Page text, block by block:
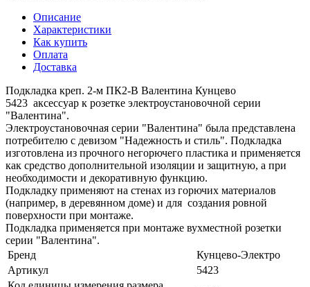
Описание
Характеристики
Как купить
Оплата
Доставка
Подкладка креп. 2-м ПК2-В Валентина Кунцево
5423 аксессуар к розетке электроустановочной серии
"Валентина".
Электроустановочная серии "Валентина" была представлена
потребителю с девизом "Надежность и стиль". Подкладка
изготовлена из прочного негорючего пластика и применяется
как средство дополнительной изоляции и защитную, а при
необходимости и декоративную функцию.
Подкладку применяют на стенах из горючих материалов
(например, в деревянном доме) и для создания ровной
поверхности при монтаже.
Подкладка применяется при монтаже вухместной розетки
серии "Валентина".
Бренд
Кунцево-Электро
Артикул
5423